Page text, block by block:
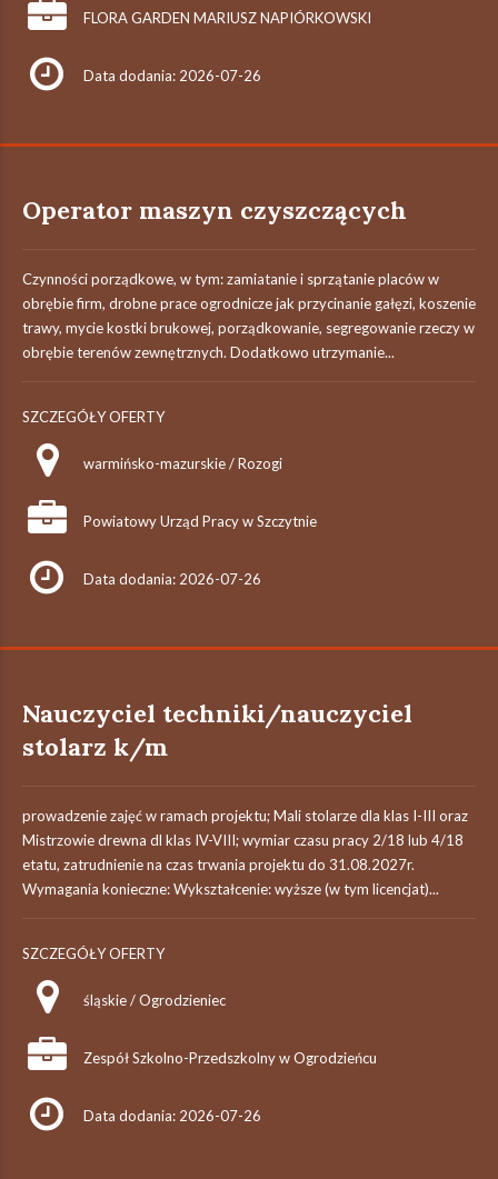
FLORA GARDEN MARIUSZ NAPIÓRKOWSKI
Data dodania: 2026-07-26
Operator maszyn czyszczących
Czynności porządkowe, w tym: zamiatanie i sprzątanie placów w
obrębie firm, drobne prace ogrodnicze jak przycinanie gałęzi, koszenie
trawy, mycie kostki brukowej, porządkowanie, segregowanie rzeczy w
obrębie terenów zewnętrznych. Dodatkowo utrzymanie...
SZCZEGÓŁY OFERTY
warmińsko-mazurskie / Rozogi
Powiatowy Urząd Pracy w Szczytnie
Data dodania: 2026-07-26
Nauczyciel techniki/nauczyciel
stolarz k/m
prowadzenie zajęć w ramach projektu; Mali stolarze dla klas I-III oraz
Mistrzowie drewna dl klas IV-VIII; wymiar czasu pracy 2/18 lub 4/18
etatu, zatrudnienie na czas trwania projektu do 31.08.2027r.
Wymagania konieczne: Wykształcenie: wyższe (w tym licencjat)...
SZCZEGÓŁY OFERTY
śląskie / Ogrodzieniec
Zespół Szkolno-Przedszkolny w Ogrodzieńcu
Data dodania: 2026-07-26